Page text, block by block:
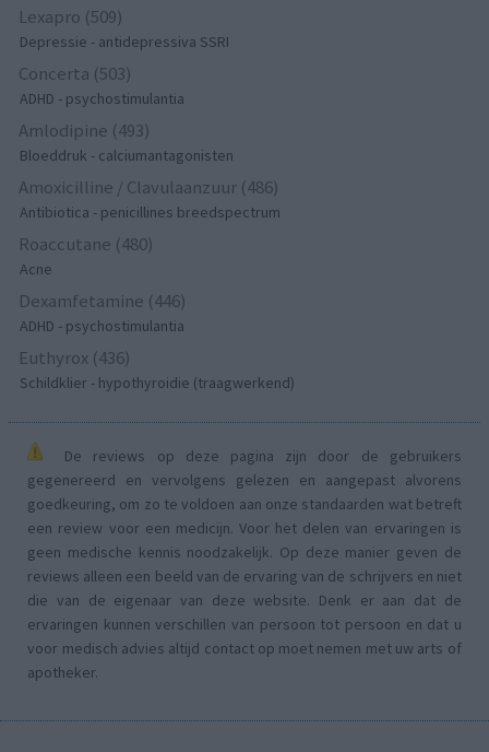
Lexapro (509)
Depressie - antidepressiva SSRI
Concerta (503)
ADHD - psychostimulantia
Amlodipine (493)
Bloeddruk - calciumantagonisten
Amoxicilline / Clavulaanzuur (486)
Antibiotica - penicillines breedspectrum
Roaccutane (480)
Acne
Dexamfetamine (446)
ADHD - psychostimulantia
Euthyrox (436)
Schildklier - hypothyroidie (traagwerkend)
De reviews op deze pagina zijn door de gebruikers
gegenereerd en vervolgens gelezen en aangepast alvorens
goedkeuring, om zo te voldoen aan onze standaarden wat betreft
een review voor een medicijn. Voor het delen van ervaringen is
geen medische kennis noodzakelijk. Op deze manier geven de
reviews alleen een beeld van de ervaring van de schrijvers en niet
die van de eigenaar van deze website. Denk er aan dat de
ervaringen kunnen verschillen van persoon tot persoon en dat u
voor medisch advies altijd contact op moet nemen met uw arts of
apotheker.